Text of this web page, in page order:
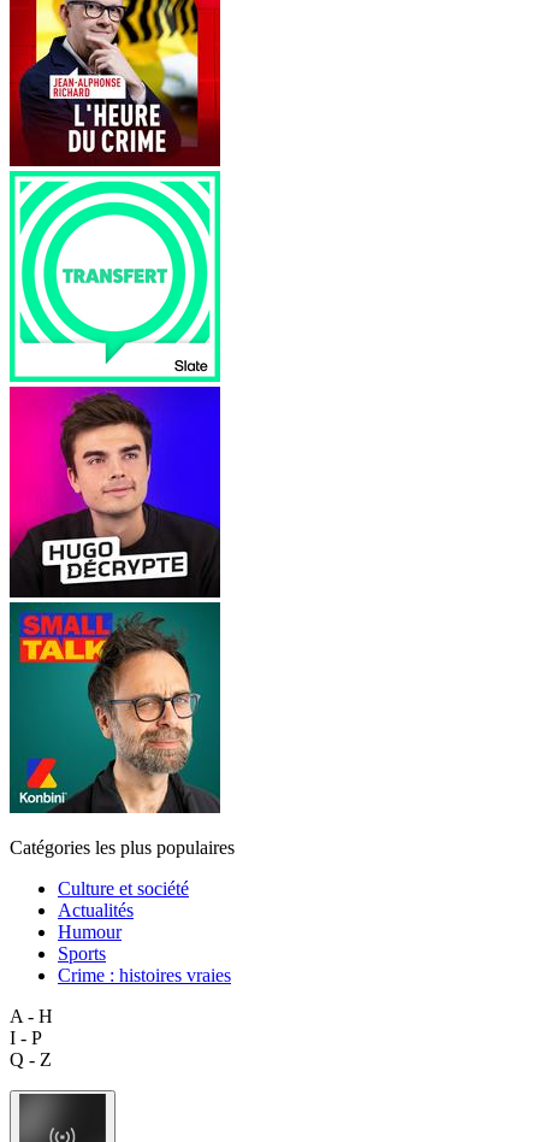
Catégories les plus populaires
Culture et société
Actualités
Humour
Sports
Crime : histoires vraies
A - H
I - P
Q - Z